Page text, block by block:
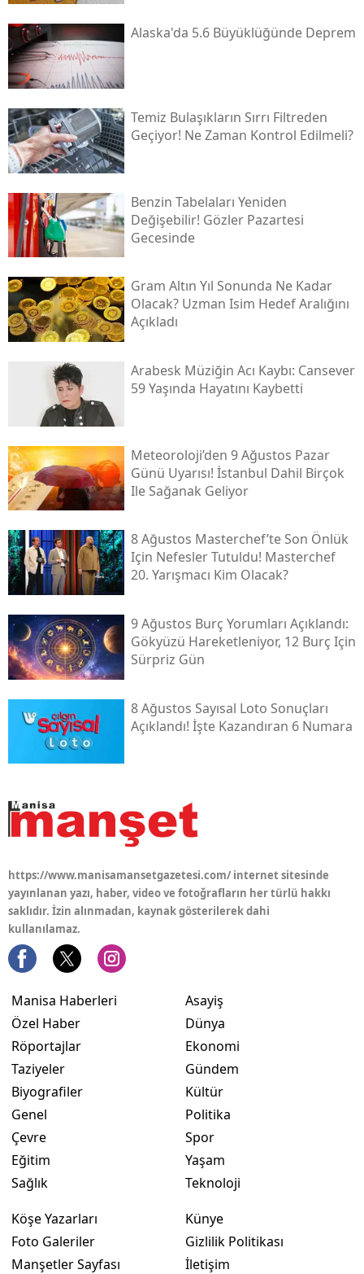
Alaska'da 5.6 Büyüklüğünde Deprem
Temiz Bulaşıkların Sırrı Filtreden
Geçiyor! Ne Zaman Kontrol Edilmeli?
Benzin Tabelaları Yeniden
Değişebilir! Gözler Pazartesi
Gecesinde
Gram Altın Yıl Sonunda Ne Kadar
Olacak? Uzman Isim Hedef Aralığını
Açıkladı
Arabesk Müziğin Acı Kaybı: Cansever
59 Yaşında Hayatını Kaybetti
Meteoroloji’den 9 Ağustos Pazar
Günü Uyarısı! İstanbul Dahil Birçok
Ile Sağanak Geliyor
8 Ağustos Masterchef’te Son Önlük
Için Nefesler Tutuldu! Masterchef
20. Yarışmacı Kim Olacak?
9 Ağustos Burç Yorumları Açıklandı:
Gökyüzü Hareketleniyor, 12 Burç Için
Sürpriz Gün
8 Ağustos Sayısal Loto Sonuçları
Açıklandı! İşte Kazandıran 6 Numara
https://www.manisamansetgazetesi.com/ internet sitesinde
yayınlanan yazı, haber, video ve fotoğrafların her türlü hakkı
saklıdır. İzin alınmadan, kaynak gösterilerek dahi
kullanılamaz.
Manisa Haberleri
Özel Haber
Röportajlar
Taziyeler
Biyografiler
Genel
Çevre
Eğitim
Sağlık
Asayiş
Dünya
Ekonomi
Gündem
Kültür
Politika
Spor
Yaşam
Teknoloji
Köşe Yazarları
Foto Galeriler
Manşetler Sayfası
Künye
Gizlilik Politikası
İletişim